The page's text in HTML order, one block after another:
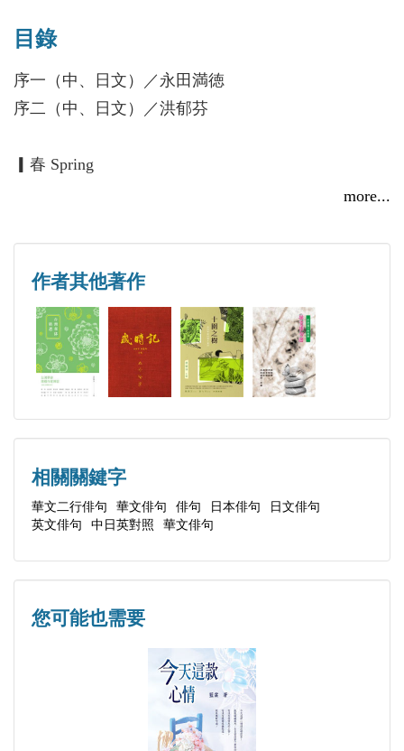
日本俳句協会理事、中国文芸協会会員、中華民国新
詩学会会員、香港先鋒詩歌協会会員、華文俳句社社
流派詩刊コラム編集。日本第二回二百十日俳句大会
Yuhfen Hong, is the director of the Japan Haiku
Association, a member of Chinese Writer's & Artist's
Association, Chinese Poetry Society, Hongkong Pioneer
Poetry Society, and the editor of Taiwan The Epoch
Poetry Quarterly, China Liupai Poetry, and Hongkong
toka Haiku Contest and 2018 The Roundtable Poetry
Award, she is the co-author of Chinese Haiku Selection.
目錄
序一（中、日文）／永田満徳
序二（中、日文）／洪郁芬
▎春 Spring
▎秋 Fall
▎冬 Winter
附錄一 日本著名俳人五島高資評洪郁芬俳句三首
（中、日文）
附錄二 詩人秀實評洪郁芬俳句 算數秋風
付録二 詩人秀実による洪郁芬俳句の評論
附錄三 華文俳句的寫作方法
付録三 華文俳句の書き方
more...
作者其他著作
相關關鍵字
華文二行俳句 華文俳句 俳句 日本俳句
日文俳句
英文俳句
中日英對照 華文俳句
您可能也需要